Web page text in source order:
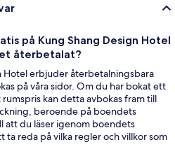
på Kung Shang Design Hotel
återbetalat?
Hotel erbjuder återbetalningsbara
på våra sidor. Om du har bokat ett
kan detta avbokas fram till
beroende på boendets
att du läser igenom boendets
ta reda på vilka regler och villkor som